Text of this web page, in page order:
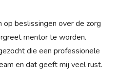
beslissingen over de zorg
mentor te worden.
die een professionele
en dat geeft mij veel rust.